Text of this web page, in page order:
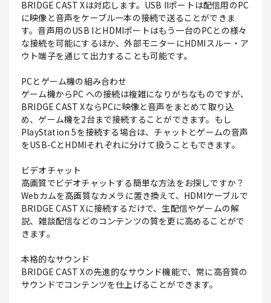
BRIDGE CAST Xは対応します。USB IIポートは配信用のPC
に映像と音声をケーブル一本の接続で送ることができま
す。音声用のUSB IとHDMIポートはもう一台のPCとの様々
な接続を可能にするほか、外部モニターにHDMIスルー・ア
ウト端子を通じて出力することも可能です。
PCとゲーム機の組み合わせ
ゲーム機からPC への接続は複雑になりがちなものですが、
BRIDGE CAST XならPCに映像と音声をまとめて取り込
め、ゲーム機を2台まで接続することができます。もし
PlayStation 5を接続する場合は、チャットとゲームの音声
をUSB-CとHDMIそれぞれに分けて扱うこともできます。
ビデオチャット
高画質でビデオチャットする簡単な方法をお探しですか？
Webカムを高画質なカメラに置き換えて、HDMIケーブルで
BRIDGE CAST Xに接続するだけで、生配信やゲームの解
説、雑談配信などのコンテンツの質を更に高めることがで
きます。
本格的なサウンド
BRIDGE CAST Xの先進的なサウンド機能で、常に高音質の
サウンドでコンテンツを仕上げることができます。